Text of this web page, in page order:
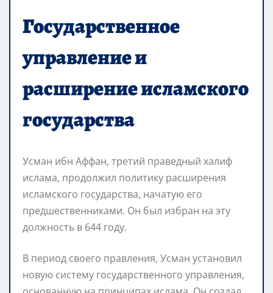
Государственное
управление и
расширение исламского
государства
Усман ибн Аффан, третий праведный халиф
ислама, продолжил политику расширения
исламского государства, начатую его
предшественниками. Он был избран на эту
должность в 644 году.
В период своего правления, Усман установил
новую систему государственного управления,